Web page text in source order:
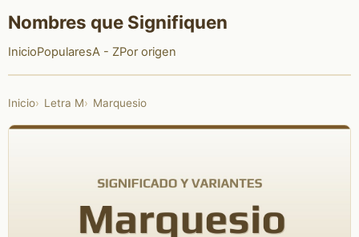
Nombres que Signifiquen
InicioPopularesA - ZPor origen
Inicio Letra M Marquesio